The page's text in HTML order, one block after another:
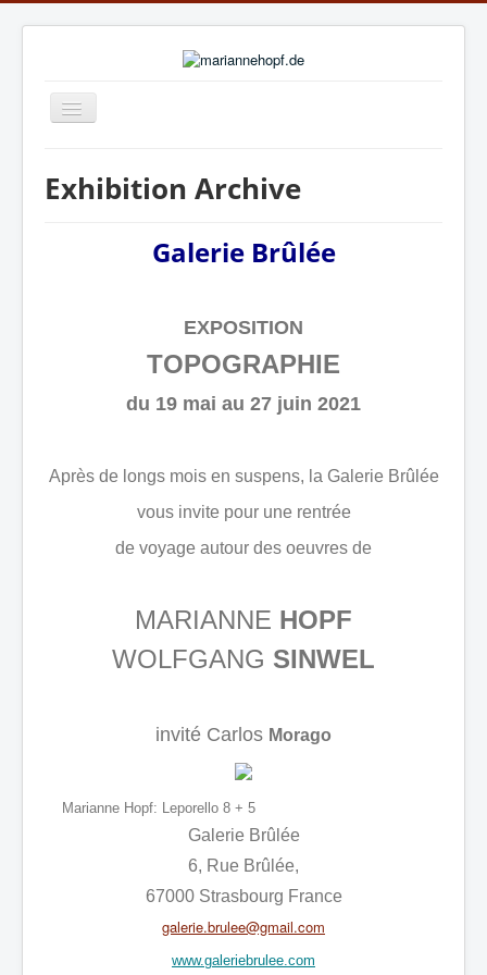
Navigation
an/aus
News
Exhibition Archive
online gallery: ARTWORKS.ART
online gallery: art.salon
Contact
Exhibition Archive
Galerie Brûlée
EXPOSITION
TOPOGRAPHIE
du 19 mai au 27 juin 2021
Après de longs mois en suspens, la Galerie Brûlée
vous invite pour une rentrée
de voyage autour des oeuvres de
MARIANNE HOPF
WOLFGANG SINWEL
invité Carlos Morago
Marianne Hopf: Leporello 8 + 5
Galerie Brûlée
6, Rue Brûlée,
67000 Strasbourg France
galerie.brulee@gmail.com
www.galeriebrulee.com